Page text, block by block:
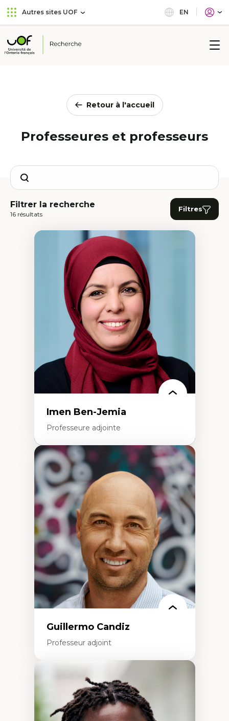
Aller
au
principal
Passer
au
Autres sites UOF EN
Université
Retour à l'accueil
Professeures et professeurs
Search
Filtrer la recherche
16 résultats
Filtres
Imen Ben-Jemia
Professeure adjointe
Expertises
Discours sur la ville et représentations
Mosquées, formes et usages au Canada
Reconnaissance et représentations des
communautés immigrantes dans l'espace
urbain
Design architectural et urbain
Patrimoine et patrimonialisation
Études postcoloniales et décolonisation des
savoirs
Guillermo Candiz
Professeur adjoint
Expertises
Trajectoires migratoires
Migrations forcées
Études des frontières; Enjeux géopolitiques
des migrations